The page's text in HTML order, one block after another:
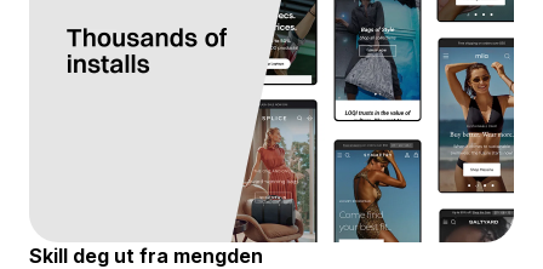
Skill deg ut fra mengden